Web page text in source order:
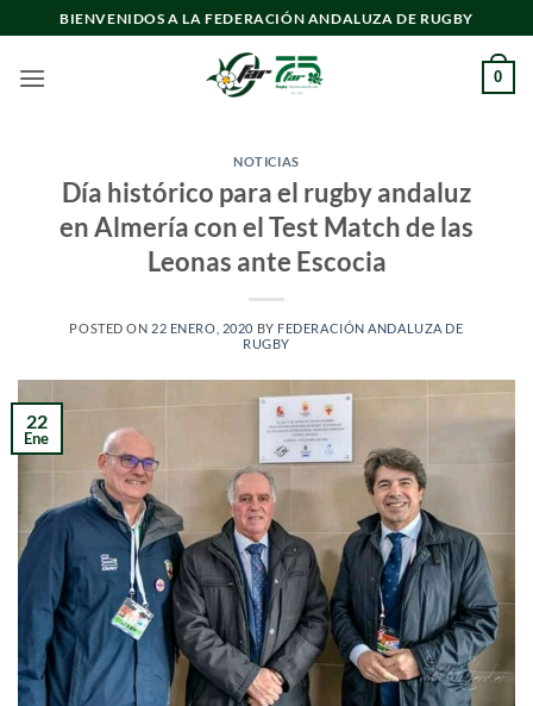
al
contenido
BIENVENIDOS A LA FEDERACIÓN ANDALUZA DE RUGBY
0
NOTICIAS
Día histórico para el rugby andaluz
en Almería con el Test Match de las
Leonas ante Escocia
POSTED ON 22 ENERO, 2020 BY FEDERACIÓN ANDALUZA DE
RUGBY
22
Ene